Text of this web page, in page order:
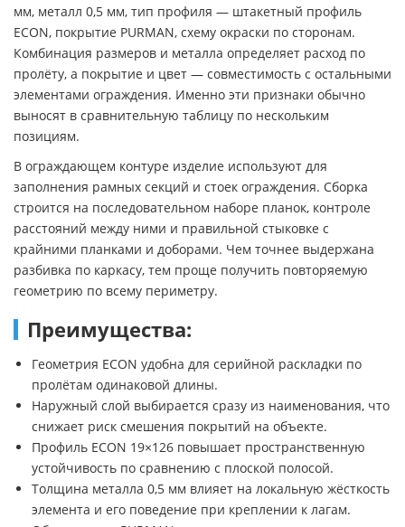
мм, металл 0,5 мм, тип профиля — штакетный профиль
ECON, покрытие PURMAN, схему окраски по сторонам.
Комбинация размеров и металла определяет расход по
пролёту, а покрытие и цвет — совместимость с остальными
элементами ограждения. Именно эти признаки обычно
выносят в сравнительную таблицу по нескольким
позициям.
В ограждающем контуре изделие используют для
заполнения рамных секций и стоек ограждения. Сборка
строится на последовательном наборе планок, контроле
расстояний между ними и правильной стыковке с
крайними планками и доборами. Чем точнее выдержана
разбивка по каркасу, тем проще получить повторяемую
геометрию по всему периметру.
Преимущества:
Геометрия ECON удобна для серийной раскладки по
пролётам одинаковой длины.
Наружный слой выбирается сразу из наименования, что
снижает риск смешения покрытий на объекте.
Профиль ECON 19×126 повышает пространственную
устойчивость по сравнению с плоской полосой.
Толщина металла 0,5 мм влияет на локальную жёсткость
элемента и его поведение при креплении к лагам.